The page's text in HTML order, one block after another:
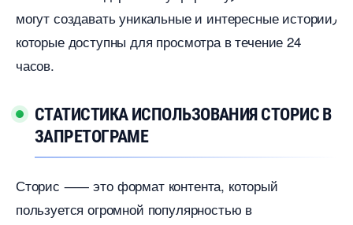
могут создавать уникальные и интересные истории٫
которые доступны для просмотра в течение 24
часов.​
СТАТИСТИКА ИСПОЛЬЗОВАНИЯ СТОРИС
ЗАПРЕТОГРАМЕ
Сторис ⸺ это формат контента, который
пользуется огромной популярностью